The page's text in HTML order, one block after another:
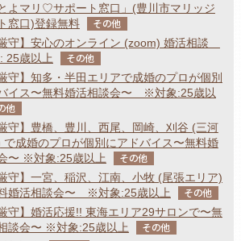
よマリ♡サポート窓口」(豊川市マリッジ
窓口)登録無料
その他
厳守】安心のオンライン (zoom) 婚活相談
25歳以上
その他
守】知多・半田エリアで成婚のプロが個別
イス〜無料婚活相談会〜 ※対象:25歳以
他
守】豊橋、豊川、西尾、岡崎、刈谷 (三河
で成婚のプロが個別にアドバイス〜無料婚
〜 ※対象:25歳以上
その他
守】一宮、稲沢、江南、小牧 (尾張エリア)
婚活相談会〜 ※対象:25歳以上
その他
守】婚活応援!! 東海エリア29サロンで〜無
談会〜 ※対象:25歳以上
その他